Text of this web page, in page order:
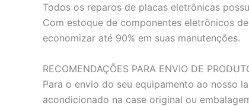
Todos os reparos de placas eletrônicas
Com estoque de componentes eletrônicos
economizar até 90% em suas manutenções.
RECOMENDAÇÕES PARA ENVIO DE
Para o envio do seu equipamento ao nosso
acondicionado na case original ou